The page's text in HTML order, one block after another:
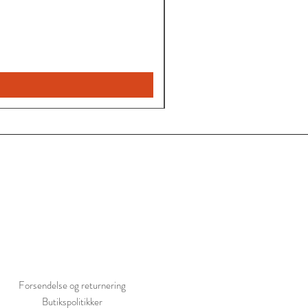
Forsendelse og returnering
Butikspolitikker